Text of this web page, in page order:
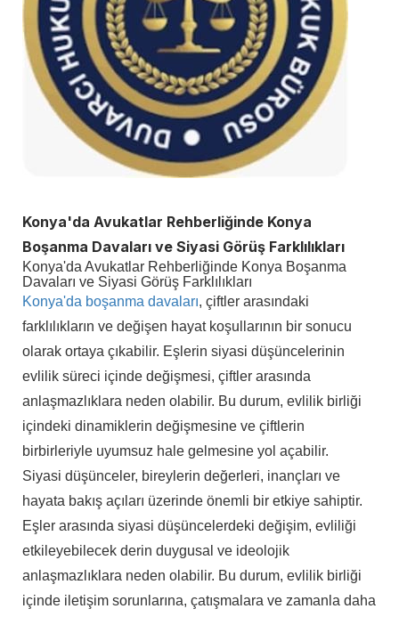
Konya'da Avukatlar Rehberliğinde Konya
Boşanma Davaları ve Siyasi Görüş Farklılıkları
Konya'da Avukatlar Rehberliğinde Konya Boşanma
Davaları ve Siyasi Görüş Farklılıkları
Konya'da boşanma davaları, çiftler arasındaki
farklılıkların ve değişen hayat koşullarının bir sonucu
olarak ortaya çıkabilir. Eşlerin siyasi düşüncelerinin
evlilik süreci içinde değişmesi, çiftler arasında
anlaşmazlıklara neden olabilir. Bu durum, evlilik birliği
içindeki dinamiklerin değişmesine ve çiftlerin
birbirleriyle uyumsuz hale gelmesine yol açabilir.
Siyasi düşünceler, bireylerin değerleri, inançları ve
hayata bakış açıları üzerinde önemli bir etkiye sahiptir.
Eşler arasında siyasi düşüncelerdeki değişim, evliliği
etkileyebilecek derin duygusal ve ideolojik
anlaşmazlıklara neden olabilir. Bu durum, evlilik birliği
içinde iletişim sorunlarına, çatışmalara ve zamanla daha